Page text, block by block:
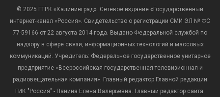
© 2025 ГТРК «Калининград». Сетевое издание «Государственный
интернет-канал «Россия». Свидетельство о регистрации СМИ ЭЛ № ФС
77-59166 от 22 августа 2014 года. Выдано Федеральной службой по
надзору в сфере связи, информационных технологий и массовых
коммуникаций. Учредитель: Федеральное государственное унитарное
предприятие «Всероссийская государственная телевизионная и
радиовещательная компания». Главный редактор Главной редакции
ГИК "Россия" - Панина Елена Валерьевна. Главный редактор сайта: